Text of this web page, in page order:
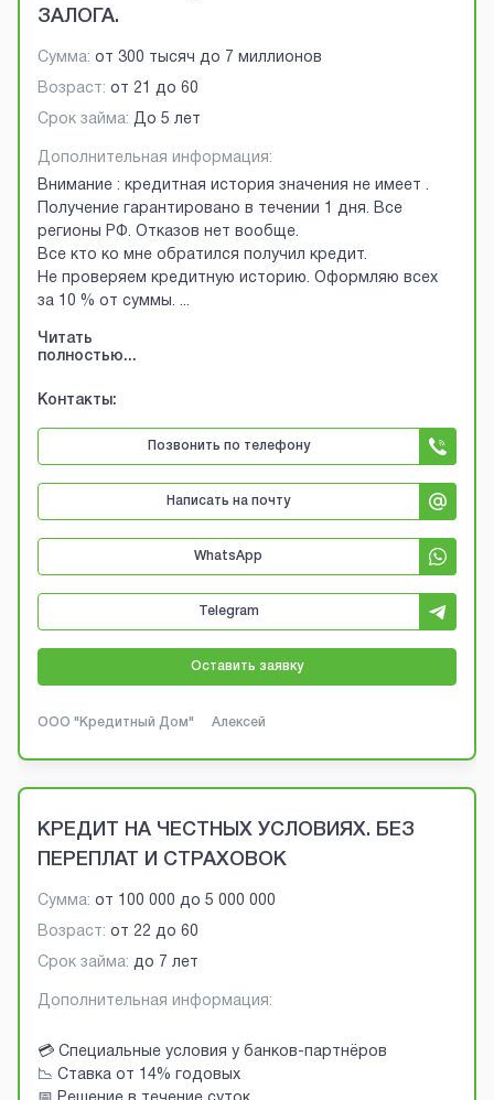
ЗАЛОГА.
Сумма: от 300 тысяч до 7 миллионов
Возраст: от 21 до 60
Срок займа: До 5 лет
Дополнительная информация:
Внимание : кредитная история значения не имеет .
Получение гарантировано в течении 1 дня. Все
регионы РФ. Отказов нет вообще.
Все кто ко мне обратился получил кредит.
Не проверяем кредитную историю. Оформляю всех
за 10 % от суммы. ...
Читать
полностью...
Контакты:
Позвонить по телефону
Написать на почту
WhatsApp
Telegram
Оставить заявку
ООО "Кредитный Дом" Алексей
КРЕДИТ НА ЧЕСТНЫХ УСЛОВИЯХ. БЕЗ
ПЕРЕПЛАТ И СТРАХОВОК
Сумма: от 100 000 до 5 000 000
Возраст: от 22 до 60
Срок займа: до 7 лет
Дополнительная информация:
💳 Специальные условия у банков-партнёров
📉 Ставка от 14% годовых